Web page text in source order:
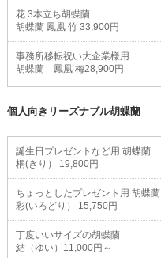
花 3本立ち胡蝶蘭
胡蝶蘭 鳳凰 竹 33,900円
事務所移転祝い大企業様用
胡蝶蘭 鳳凰 梅28,900円
個人向きリーズナブル胡蝶蘭
誕生日プレゼントなど用 胡蝶蘭
桐(きり） 19,800円
ちょっとしたプレゼント用 胡蝶蘭
彩(いろどり） 15,750円
丁度いいサイズの胡蝶蘭
結（ゆい）11,000円～